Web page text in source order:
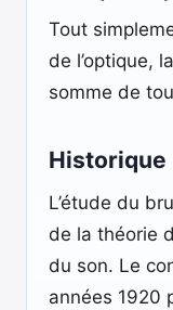
Tout
de l’optique,
somme de
Historique
L’étude du
de la théorie
du son. Le
années 1920